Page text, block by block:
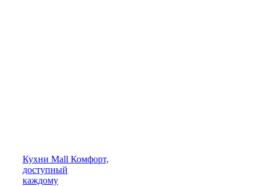
Кухни Mall Комфорт,
доступный
каждому